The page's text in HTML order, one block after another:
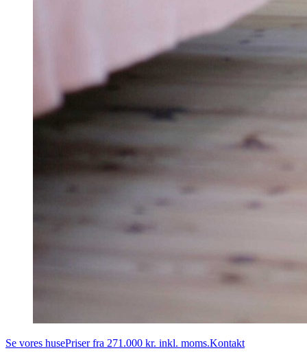
Se vores husePriser fra 271.000 kr. inkl. moms.Kontakt